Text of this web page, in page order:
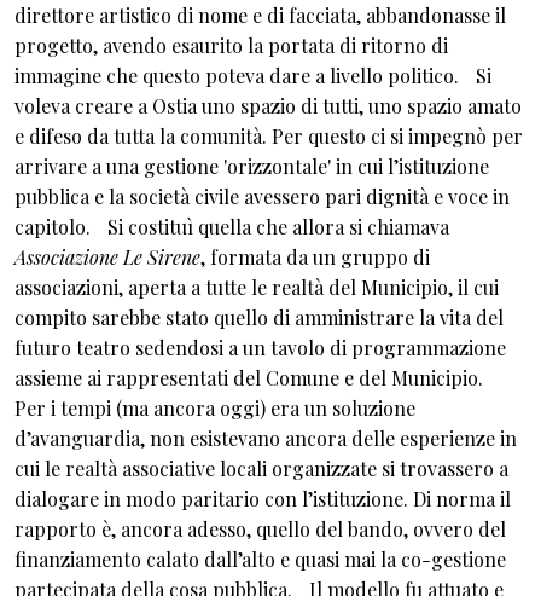
direttore artistico di nome e di facciata, abbandonasse il
progetto, avendo esaurito la portata di ritorno di
immagine che questo poteva dare a livello politico. Si
voleva creare a Ostia uno spazio di tutti, uno spazio amato
e difeso da tutta la comunità. Per questo ci si impegnò per
arrivare a una gestione 'orizzontale' in cui l’istituzione
pubblica e la società civile avessero pari dignità e voce in
capitolo. Si costituì quella che allora si chiamava
Associazione Le Sirene, formata da un gruppo di
associazioni, aperta a tutte le realtà del Municipio, il cui
compito sarebbe stato quello di amministrare la vita del
futuro teatro sedendosi a un tavolo di programmazione
assieme ai rappresentati del Comune e del Municipio.
Per i tempi (ma ancora oggi) era un soluzione
d’avanguardia, non esistevano ancora delle esperienze in
cui le realtà associative locali organizzate si trovassero a
dialogare in modo paritario con l’istituzione. Di norma il
rapporto è, ancora adesso, quello del bando, ovvero del
finanziamento calato dall’alto e quasi mai la co-gestione
partecipata della cosa pubblica. Il modello fu attuato e